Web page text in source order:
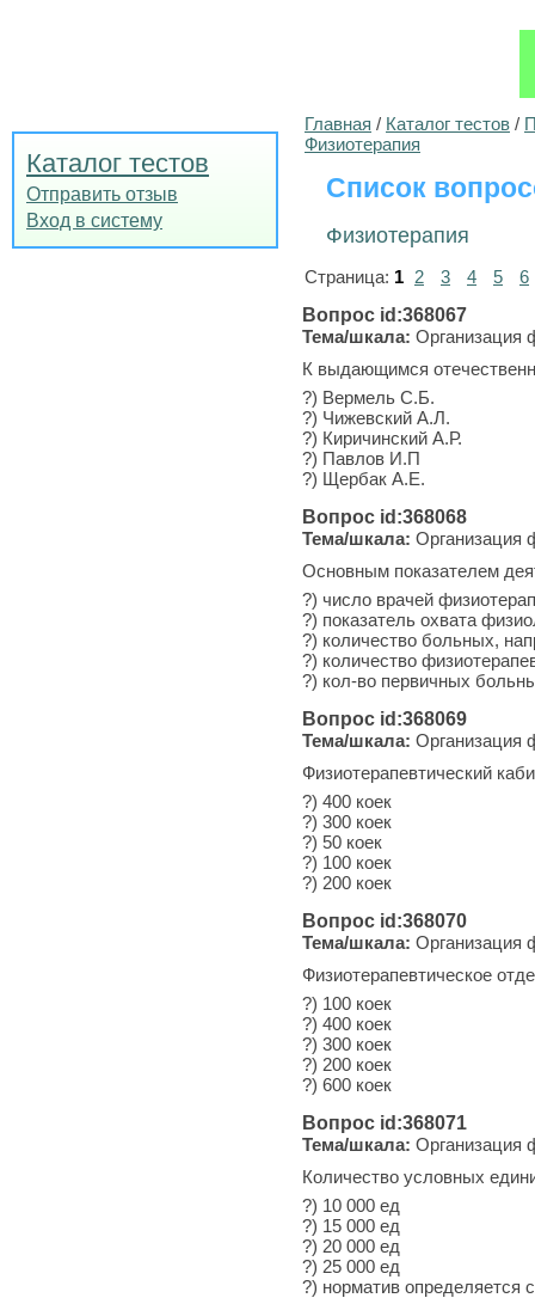
Каталог тестов
Отправить отзыв
Вход в систему
Главная / Каталог тестов /
Физиотерапия
Список
Физиотерапия
Страница: 1 2 3 4 5
6
Вопрос id:368067
Тема/шкала: Организация
К выдающимся
?) Вермель С.Б.
?) Чижевский А.Л.
?) Киричинский А.Р.
?) Павлов И.П
?) Щербак А.Е.
Вопрос id:368068
Тема/шкала: Организация
Основным показателем
?) число врачей
?) показатель охвата
?) количество больных,
?) количество
?) кол-во первичных
Вопрос id:368069
Тема/шкала: Организация
Физиотерапевтический
?) 400 коек
?) 300 коек
?) 50 коек
?) 100 коек
?) 200 коек
Вопрос id:368070
Тема/шкала: Организация
Физиотерапевтическое
?) 100 коек
?) 400 коек
?) 300 коек
?) 200 коек
?) 600 коек
Вопрос id:368071
Тема/шкала: Организация
Количество условных
?) 10 000 ед
?) 15 000 ед
?) 20 000 ед
?) 25 000 ед
?) норматив определяется